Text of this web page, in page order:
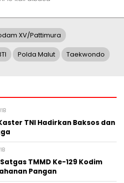
XV/Pattimura
Polda Malut Taekwondo
TNI Hadirkan Baksos dan
TMMD Ke-129 Kodim
Pangan